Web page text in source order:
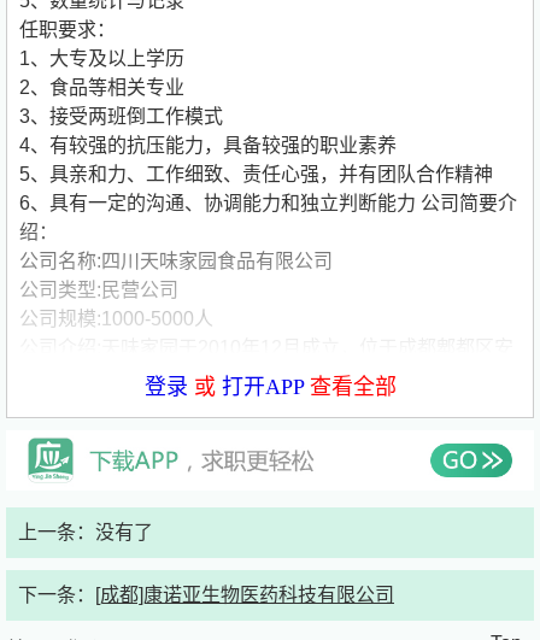
任职要求：
1、大专及以上学历
2、食品等相关专业
3、接受两班倒工作模式
4、有较强的抗压能力，具备较强的职业素养
5、具亲和力、工作细致、责任心强，并有团队合作精神
6、具有一定的沟通、协调能力和独立判断能力 公司简要介
绍：
公司名称:四川天味家园食品有限公司
公司类型:民营公司
公司规模:1000-5000人
德镇中国川菜产业化园区，注册资本8000万元，占地150
份有限公司）已于2019年4月16在上海证券交易所A股上
市。主要产品包括“大红袍”牌清油火锅底料、“好人家”牌鱼
餐调类产品，其品牌均由天味集团授权使用，公司产品主要
天味家园主要致力于“好人家”系列川味复合调味料的生产，
登录 或 打开APP查看全部
上一条：没有了
下一条： [成都]康诺亚生物医药科技有限公司